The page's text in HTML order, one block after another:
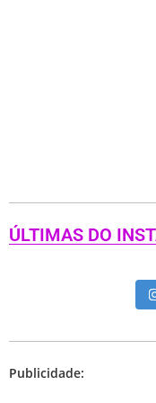
ÚLTIMAS DO
Publicidade: